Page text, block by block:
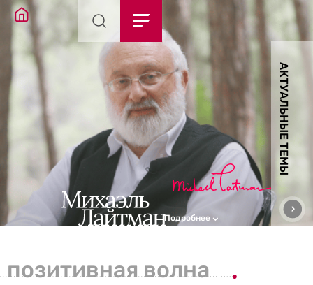
АКТУАЛЬНЫЕ ТЕМЫ
Подробнее
позитивная волна